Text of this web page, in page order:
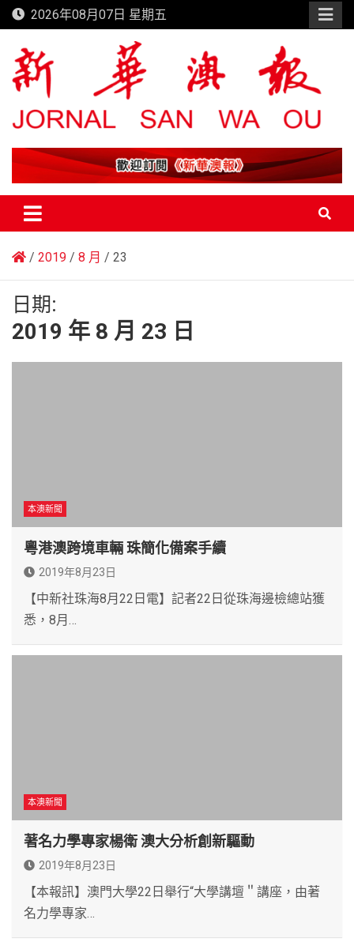
Skip
to
content
2026年08月07日 星期五
新華澳報
2019 8 月 23
日期:
2019 年 8 月 23 日
本澳新聞
粵港澳跨境車輛 珠簡化備案手續
2019年8月23日
【中新社珠海8月22日電】記者22日從珠海邊檢總站獲
悉，8月…
本澳新聞
著名力學專家楊衛 澳大分析創新驅動
2019年8月23日
【本報訊】澳門大學22日舉行“大學講壇＂講座，由著
名力學專家…